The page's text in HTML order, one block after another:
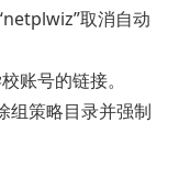
取消自动
账号的链接。
组策略目录并强制